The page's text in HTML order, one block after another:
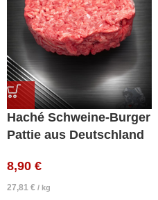
Haché Schweine-Burger
Pattie aus Deutschland
8,90 €
27,81 € / kg